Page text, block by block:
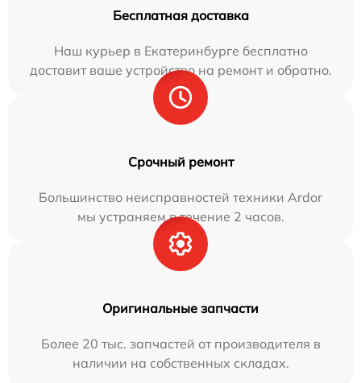
Бесплатная доставка
Наш курьер в Екатеринбурге бесплатно
доставит ваше устройство на ремонт и обратно.
Срочный ремонт
Большинство неисправностей техники Ardor
мы устраняем в течение 2 часов.
Оригинальные запчасти
Более 20 тыс. запчастей от производителя в
наличии на собственных складах.